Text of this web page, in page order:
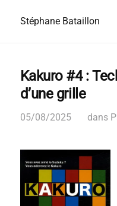
Stéphane Bataillon
Kakuro #4 :
d’une grille
05/08/2025 dans